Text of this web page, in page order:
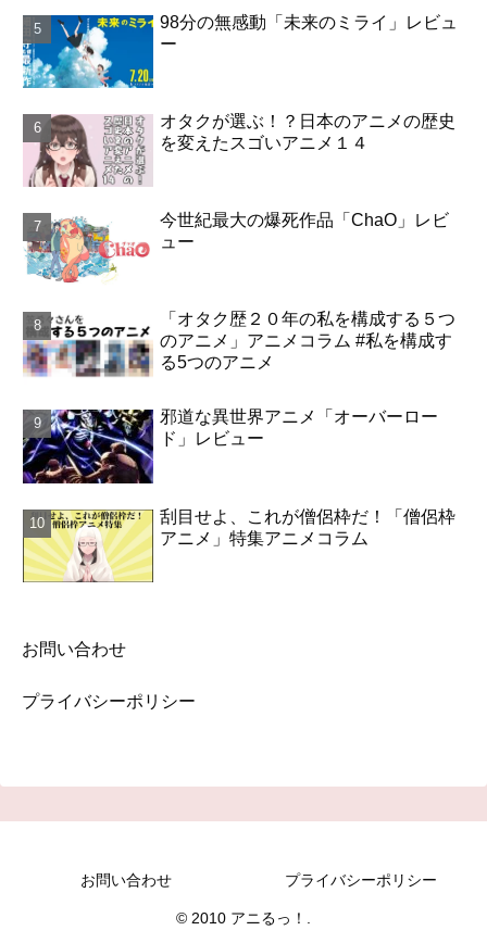
98分の無感動「未来のミライ」レビュ
ー
オタクが選ぶ！？日本のアニメの歴史
を変えたスゴいアニメ１４
今世紀最大の爆死作品「ChaO」レビ
ュー
「オタク歴２０年の私を構成する５つ
のアニメ」アニメコラム #私を構成す
る5つのアニメ
邪道な異世界アニメ「オーバーロー
ド」レビュー
刮目せよ、これが僧侶枠だ！「僧侶枠
アニメ」特集アニメコラム
お問い合わせ
プライバシーポリシー
お問い合わせ プライバシーポリシー
© 2010 アニるっ！.